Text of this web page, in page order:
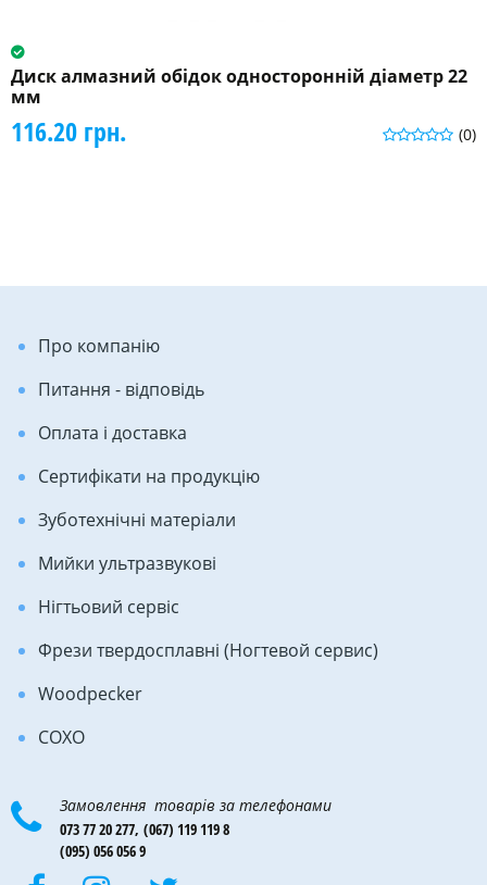
Диск алмазний обідок односторонній діаметр 22
мм
(0)
116.20 грн.
Про компанію
Питання - відповідь
Оплата і доставка
Сертифікати на продукцію
Зуботехнічні матеріали
Мийки ультразвукові
Нігтьовий сервіс
Фрези твердосплавні (Ногтевой сервис)
Woodpecker
COXO
Замовлення товарів за телефонами
073 77 20 277, (067) 119 119 8
(095) 056 056 9